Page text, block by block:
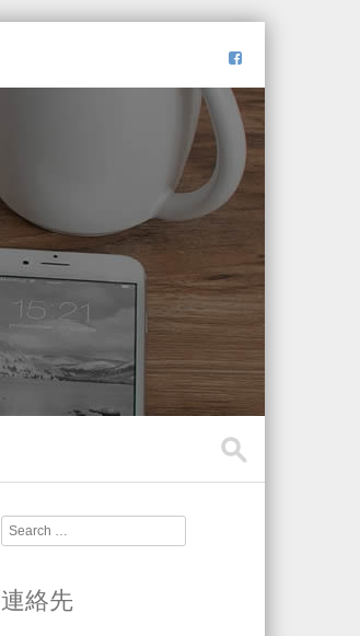
Search
連絡先